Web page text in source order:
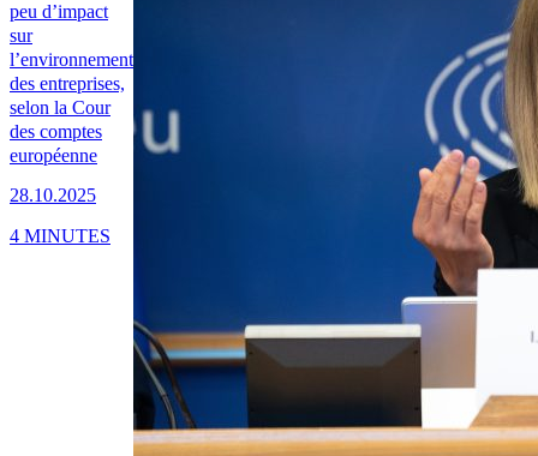
peu d’impact
sur
l’environnement
des entreprises,
selon la Cour
des comptes
européenne
28.10.2025
4 MINUTES